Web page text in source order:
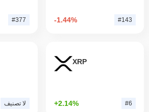
#377 -1.44% #143
لا تصنيف
XRP
+2.14% #6